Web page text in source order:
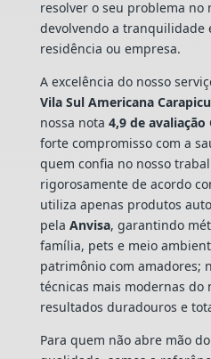
resolver o seu problema no
devolvendo a tranquilidade
residência ou empresa.
A excelência do nosso
Vila Sul Americana
nossa nota 4,9 de avaliação
forte compromisso com a
quem confia no nosso
rigorosamente de acordo
utiliza apenas produtos
pela Anvisa, garantindo
família, pets e meio
patrimônio com amadores;
técnicas mais modernas do
resultados duradouros e
Para quem não abre mão